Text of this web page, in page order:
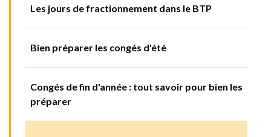
Les jours de fractionnement dans le BTP
Bien préparer les congés d'été
Congés de fin d'année : tout savoir pour bien les
préparer